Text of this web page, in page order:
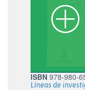
ISBN 978-980-
Líneas de